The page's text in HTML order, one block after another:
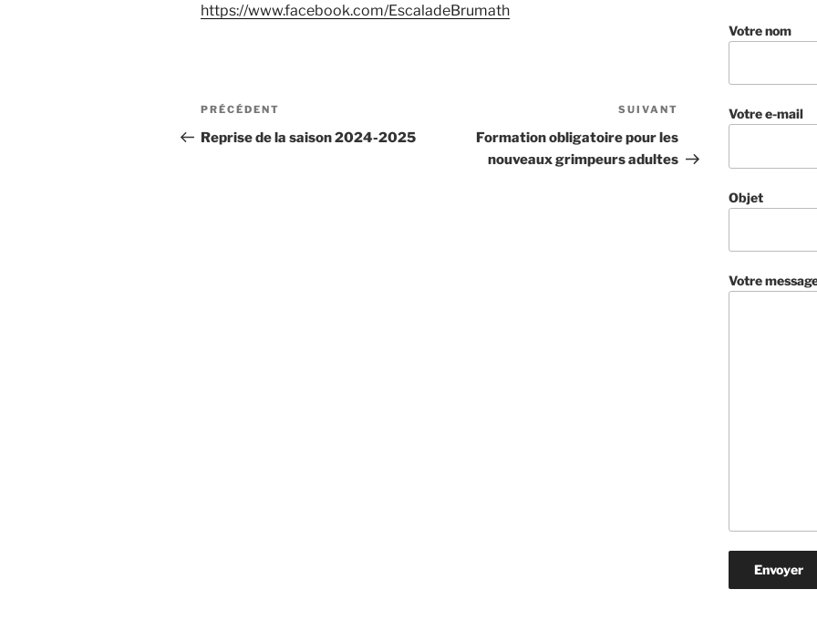
https://www.facebook.com/EscaladeBrumath
Navigation
de
Article
précédent
PRÉCÉDENT
Reprise de la saison 2024-2025
suivant
SUIVANT
Formation obligatoire pour les
nouveaux grimpeurs adultes
Votre nom
Votre e-mail
Objet
Votre